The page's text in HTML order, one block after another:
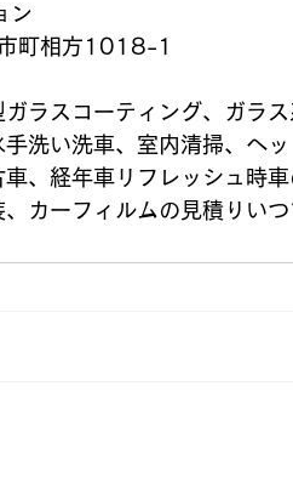
ン
町相方1018-1
ラスコーティング、ガラ
洗い洗車、室内清掃、ヘ
、経年車リフレッシュ時車
カーフィルムの見積りい